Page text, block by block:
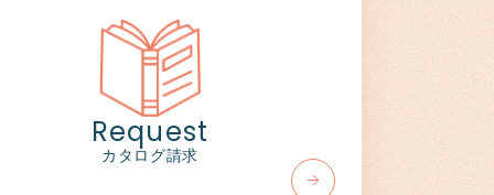
Request
カタログ請求